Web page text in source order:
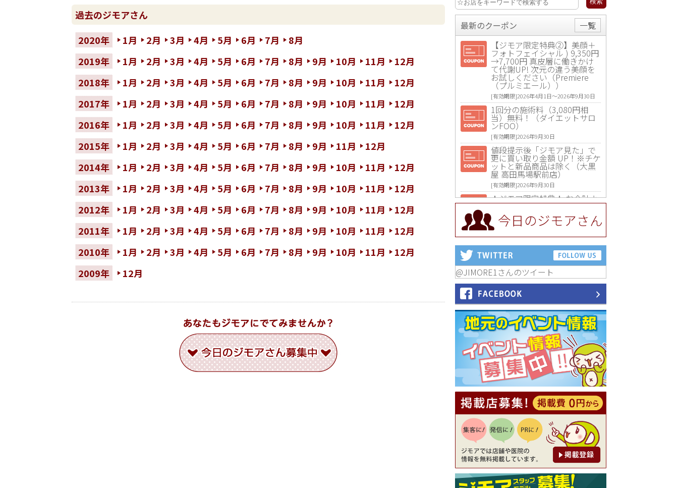
過去のジモアさん
2020年
1月 2月 3月 4月 5月 6月 7月
8月
2019年
1月 2月 3月 4月 5月 6月 7月 8月 9月 10月 11月
12月
2018年
1月 2月 3月 4月 5月 6月 7月 8月 9月 10月 11月
12月
2017年
1月 2月 3月 4月 5月 6月 7月 8月 9月 10月 11月
12月
2016年
1月 2月 3月 4月 5月 6月 7月 8月 9月 10月 11月
12月
2015年
1月 2月 3月 4月 5月 6月 7月 8月 9月 11月
12月
2014年
1月 2月 3月 4月 5月 6月 7月 8月 9月 10月 11月
12月
2013年
1月 2月 3月 4月 5月 6月 7月 8月 9月 10月 11月
12月
2012年
1月 2月 3月 4月 5月 6月 7月 8月 9月 10月 11月
12月
2011年
1月 2月 3月 4月 5月 6月 7月 8月 9月 10月 11月
12月
2010年
1月 2月 3月 4月 5月 6月 7月 8月 9月 10月 11月
12月
2009年
12月
最新のクーポン
一覧
【ジモア限定特典②】美顔＋
フォトフェイシャル ) 9,350円
→7,700円 真皮層に働きかけ
て代謝UP! 次元の違う美顔を
お試しください（Premiere
（プルミエール））
[有効期限]2026年4月1日〜2026年9月30日
1回分の施術料（3,080円相
当）無料！（ダイエットサロ
ンFOO）
[有効期限]2026年9月30日
値段提示後「ジモア見た」で
更に買い取り金額 UP！※チケ
ットと新品商品は除く（大黒
屋 高田馬場駅前店）
[有効期限]2026年9月30日
★ジモア限定特典★ お会計よ
り全品5％OFF（ナチュラル＆
ハンドメイドショップ［マキ
マキ］）
[有効期限]2026年9月30日まで
【ジモア限定①】初回割引 特
価 VIO脱毛11,000円⇒8,800円
（メンズ専門ワックス脱毛サ
ロン Mickle（ミックル））
【ジモア読者特典2】コース 3,
500円→3,000円（料理5品+2
時間飲み放題）（創作イタリ
アン Pia Cuore（ピアクオー
レ））
[有効期限]2026年9月30日
【ジモア読者特典1】料理全品
20％OFF ※18時以降（創作イ
タリアン Pia Cuore（ピアクオ
ーレ））
[有効期限]2026年9月30日
【ジモア限定②】初回割引 特
価 鼻毛脱毛 半額 2,200円⇒1,1
00円（メンズ専門ワックス脱
毛サロン Mickle（ミック
ル））
[有効期限]2026年9月30日
【ジモア限定特典①】まつ毛
カール 3,850円→ 2,750円（Pr
emiere（プルミエール））
[有効期限]2026年9月30日
今日のジモアさん
@JIMORE1さんのツイート